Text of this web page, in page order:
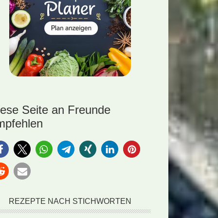
Seite an Freunde
REZEPTE NACH STICHWORTEN